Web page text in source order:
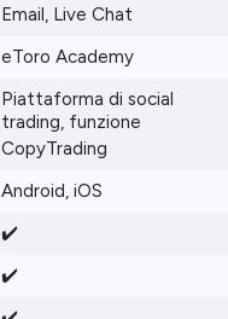
Email, Live Chat
eToro Academy
Piattaforma di social
trading, funzione
CopyTrading
Android, iOS
✔️
✔️